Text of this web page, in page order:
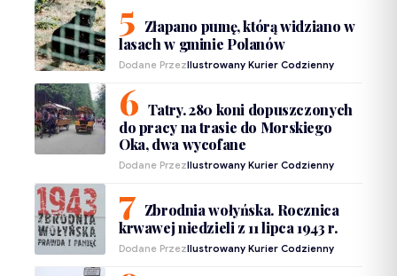
Złapano pumę, którą widziano w
lasach w gminie Polanów
Dodane PrzezIlustrowany Kurier Codzienny
Tatry. 280 koni dopuszczonych
do pracy na trasie do Morskiego
Oka, dwa wycofane
Dodane PrzezIlustrowany Kurier Codzienny
Zbrodnia wołyńska. Rocznica
krwawej niedzieli z 11 lipca 1943 r.
Dodane PrzezIlustrowany Kurier Codzienny